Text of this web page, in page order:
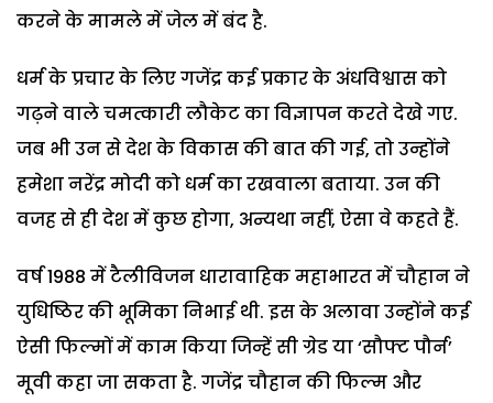
करने के मामले में जेल में बंद है.
धर्म के प्रचार के लिए गजेंद्र कई प्रकार के अंधविश्वास को
गढ़ने वाले चमत्कारी लौकेट का विज्ञापन करते देखे गए.
जब भी उन से देश के विकास की बात की गई, तो उन्होंने
हमेशा नरेंद्र मोदी को धर्म का रखवाला बताया. उन की
वजह से ही देश में कुछ होगा, अन्यथा नहीं, ऐसा वे कहते हैं.
वर्ष 1988 में टैलीविजन धारावाहिक महाभारत में चौहान ने
युधिष्ठिर की भूमिका निभाई थी. इस के अलावा उन्होंने कई
ऐसी फिल्मों में काम किया जिन्हें सी ग्रेड या ‘सौफ्ट पौर्न’
मूवी कहा जा सकता है. गजेंद्र चौहान की फिल्म और